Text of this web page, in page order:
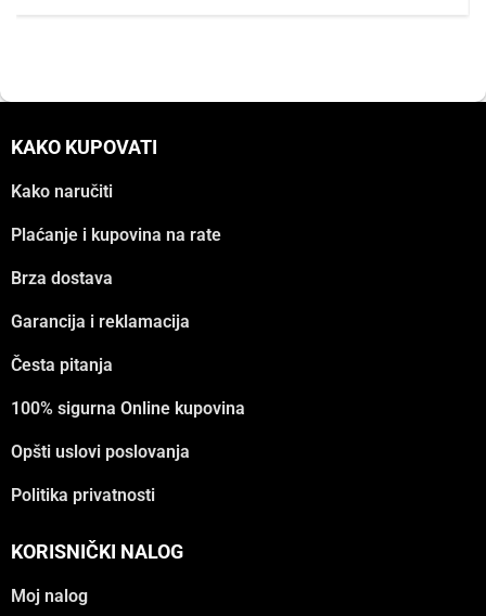
KAKO KUPOVATI
Kako naručiti
Plaćanje i kupovina na rate
Brza dostava
Garancija i reklamacija
Česta pitanja
100% sigurna Online kupovina
Opšti uslovi poslovanja
Politika privatnosti
KORISNIČKI NALOG
Moj nalog